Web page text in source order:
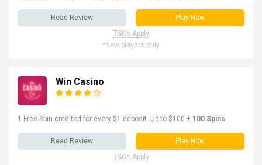
Read Review
Play Now
T&Cs Apply
*New players only
Win Casino
1 Free Spin credited for every $1 deposit . Up to $100 + 100 Spins
Read Review
Play Now
T&Cs Apply